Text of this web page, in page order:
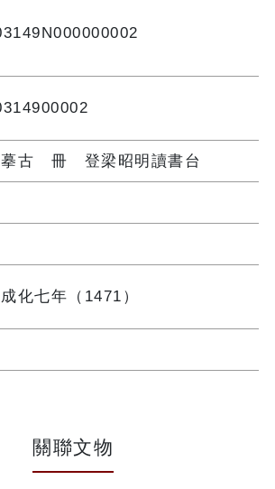
摹古 冊 登梁昭明讀書台
化七年（1471）
關聯文物